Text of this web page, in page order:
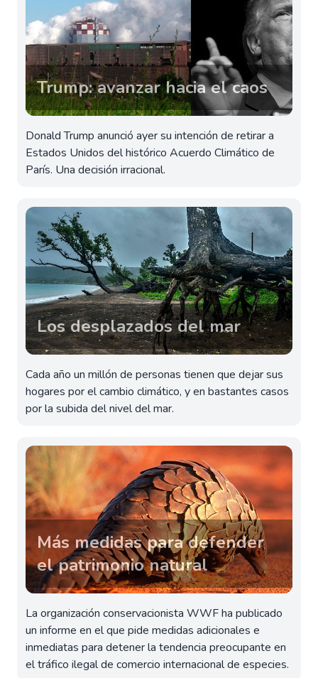
Trump: avanzar hacia el caos
Donald Trump anunció ayer su intención de retirar a
Estados Unidos del histórico Acuerdo Climático de
París. Una decisión irracional.
Los desplazados del mar
Cada año un millón de personas tienen que dejar sus
hogares por el cambio climático, y en bastantes casos
por la subida del nivel del mar.
Más medidas para defender
el patrimonio natural
La organización conservacionista WWF ha publicado
un informe en el que pide medidas adicionales e
inmediatas para detener la tendencia preocupante en
el tráfico ilegal de comercio internacional de especies.